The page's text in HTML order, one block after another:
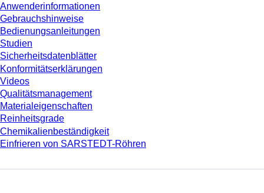
Anwenderinformationen
Gebrauchshinweise
Bedienungsanleitungen
Studien
Sicherheitsdatenblätter
Konformitätserklärungen
Videos
Qualitätsmanagement
Materialeigenschaften
Reinheitsgrade
Chemikalienbeständigkeit
Einfrieren von SARSTEDT-Röhren